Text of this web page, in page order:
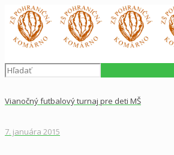
Vianočný futbalový turnaj pre deti MŠ
7. januára 2015